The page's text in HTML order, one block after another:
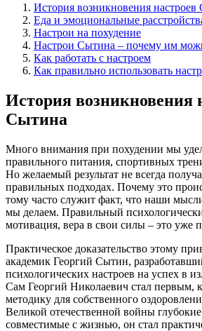
История возникновения настроев
Еда и эмоциональные
Настрои на похудение
Настрои Сытина – почему им
Как работать с настроем
Как правильно использовать
История возникновения
Сытина
Много внимания при похудении мы
правильного питания, спортивных
Но желаемый результат не всегда
правильных подходах. Почему это
тому часто служит факт, что наши
мы делаем. Правильный
мотивация, вера в свои силы – это уже
Практическое доказательство этому
академик Георгий Сытин,
психологических настроев на успех в
Сам Георгий Николаевич стал первым,
методику для собственного
Великой отечественной войны
совместимые с жизнью, он стал